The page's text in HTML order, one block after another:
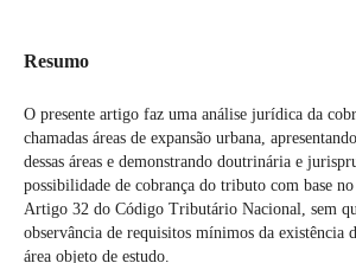
Resumo
O presente artigo faz uma análise jurídica da
chamadas áreas de expansão urbana,
dessas áreas e demonstrando doutrinária e
possibilidade de cobrança do tributo com base
Artigo 32 do Código Tributário Nacional, sem
observância de requisitos mínimos da existência
área objeto de estudo.